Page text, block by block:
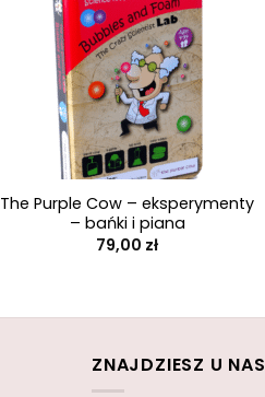
The Purple Cow – eksperymenty
– bańki i piana
79,00 zł
ZNAJDZIESZ U NAS